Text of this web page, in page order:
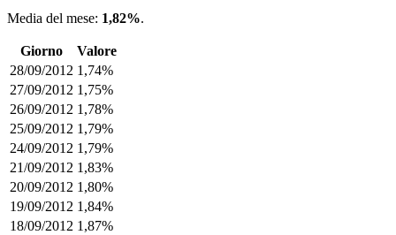
Media del mese: 1,82%.
Giorno
Valore
28/09/2012 1,74%
27/09/2012 1,75%
26/09/2012 1,78%
25/09/2012 1,79%
24/09/2012 1,79%
21/09/2012 1,83%
20/09/2012 1,80%
19/09/2012 1,84%
18/09/2012 1,87%